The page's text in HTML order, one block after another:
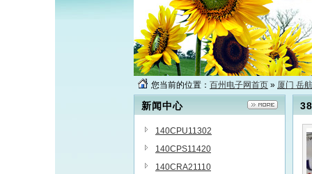
您当前的位置： 百州电子网首页 » 厦门 岳
新闻中心
140CPU11302
140CPS11420
140CRA21110